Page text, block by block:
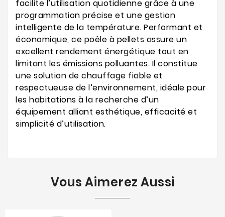
facilite l’utilisation quotidienne grâce à une
programmation précise et une gestion
intelligente de la température. Performant et
économique, ce poêle à pellets assure un
excellent rendement énergétique tout en
limitant les émissions polluantes. Il constitue
une solution de chauffage fiable et
respectueuse de l’environnement, idéale pour
les habitations à la recherche d’un
équipement alliant esthétique, efficacité et
simplicité d’utilisation.
Vous Aimerez Aussi